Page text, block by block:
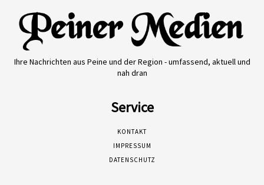
Ihre Nachrichten aus Peine und der Region - umfassend, aktuell und
nah dran
Service
KONTAKT
IMPRESSUM
DATENSCHUTZ